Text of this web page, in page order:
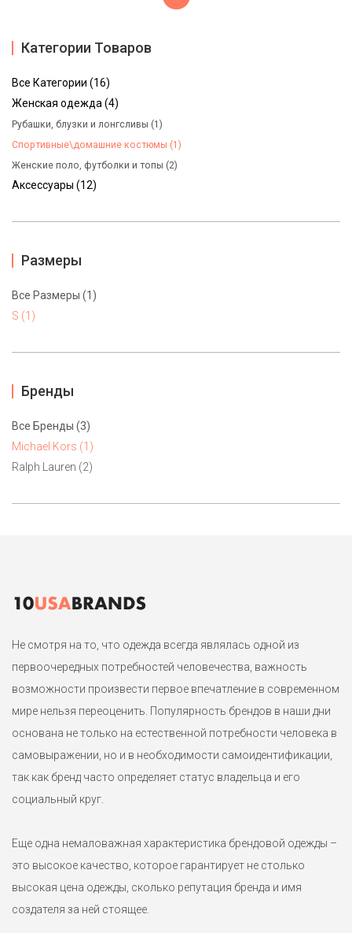
Костюм спортивный Michael Kors S petite
1
Категории Товаров
Все Категории (16)
Женская одежда (4)
Рубашки, блузки и лонгсливы (1)
Спортивные\домашние костюмы (1)
Женские поло, футболки и топы (2)
Аксессуары (12)
Размеры
Все Размеры (1)
S (1)
Бренды
Все Бренды (3)
Michael Kors (1)
Ralph Lauren (2)
Не смотря на то, что одежда всегда являлась одной из
первоочередных потребностей человечества, важность
возможности произвести первое впечатление в современном
мире нельзя переоценить. Популярность брендов в наши дни
основана не только на естественной потребности человека в
самовыражении, но и в необходимости самоидентификации,
так как бренд часто определяет статус владельца и его
социальный круг.
Еще одна немаловажная характеристика брендовой одежды –
это высокое качество, которое гарантирует не столько
высокая цена одежды, сколько репутация бренда и имя
создателя за ней стоящее.